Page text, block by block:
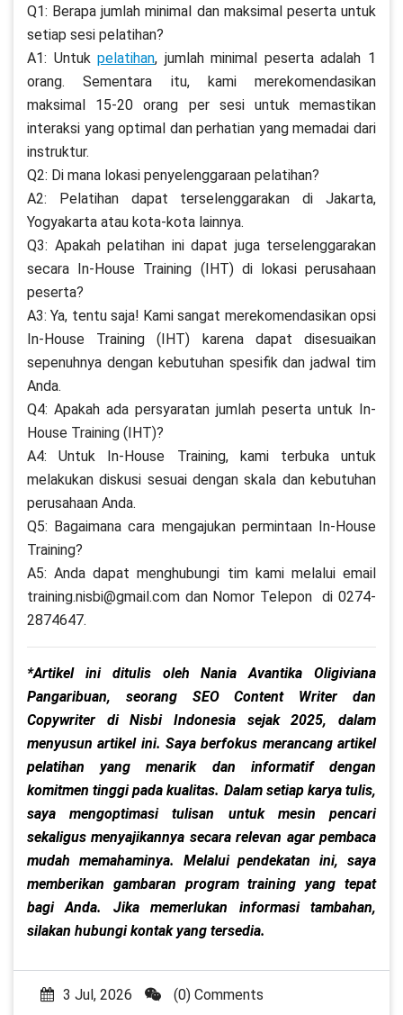
Q1: Berapa jumlah minimal dan maksimal peserta untuk
setiap sesi pelatihan?
A1: Untukpelatihan, jumlah minimal peserta adalah 1
orang. Sementara itu, kami merekomendasikan
maksimal 15-20 orang per sesi untuk memastikan
interaksi yang optimal dan perhatian yang memadai dari
instruktur.
Q2: Di mana lokasi penyelenggaraan pelatihan?
A2: Pelatihan dapat terselenggarakan di Jakarta,
Yogyakarta atau kota-kota lainnya.
Q3: Apakah pelatihan ini dapat juga terselenggarakan
secara In-House Training (IHT) di lokasi perusahaan
peserta?
A3: Ya, tentu saja! Kami sangat merekomendasikan opsi
In-House Training (IHT) karena dapat disesuaikan
sepenuhnya dengan kebutuhan spesifik dan jadwal tim
Anda.
Q4: Apakah ada persyaratan jumlah peserta untuk In-
House Training (IHT)?
A4: Untuk In-House Training, kami terbuka untuk
melakukan diskusi sesuai dengan skala dan kebutuhan
perusahaan Anda.
Q5: Bagaimana cara mengajukan permintaan In-House
Training?
A5: Anda dapat menghubungi tim kami melalui email
training.nisbi@gmail.com dan Nomor Telepon di 0274-
2874647.
*Artikel ini ditulis oleh Nania Avantika Oligiviana
Pangaribuan, seorang SEO Content Writer dan
Copywriter di Nisbi Indonesia sejak 2025, dalam
menyusun artikel ini. Saya berfokus merancang artikel
pelatihan yang menarik dan informatif dengan
komitmen tinggi pada kualitas. Dalam setiap karya tulis,
saya mengoptimasi tulisan untuk mesin pencari
sekaligus menyajikannya secara relevan agar pembaca
mudah memahaminya. Melalui pendekatan ini, saya
memberikan gambaran program training yang tepat
bagi Anda. Jika memerlukan informasi tambahan,
silakan hubungi kontak yang tersedia.
3 Jul, 2026
(0) Comments